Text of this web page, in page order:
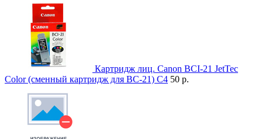
Картридж лиц. Canon BCI-21 JetTec
Color (сменный картридж для BC-21) C4 50 р.